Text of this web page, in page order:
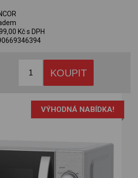
Kč s DPH
VÝHODNÁ NABÍDKA!